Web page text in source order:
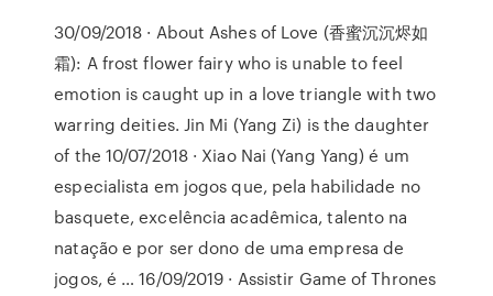
30/09/2018 · About Ashes of Love (香蜜沉沉烬如
霜): A frost flower fairy who is unable to feel
emotion is caught up in a love triangle with two
warring deities. Jin Mi (Yang Zi) is the daughter
of the 10/07/2018 · Xiao Nai (Yang Yang) é um
especialista em jogos que, pela habilidade no
basquete, excelência acadêmica, talento na
natação e por ser dono de uma empresa de
jogos, é … 16/09/2019 · Assistir Game of Thrones